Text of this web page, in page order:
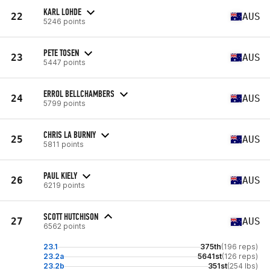
22 KARL LOHDE
5246 points AUS
23 PETE TOSEN
5447 points AUS
24 ERROL BELLCHAMBERS
5799 points AUS
25 CHRIS LA BURNIY
5811 points AUS
26 PAUL KIELY
6219 points AUS
27 SCOTT HUTCHISON
6562 points AUS
23.1 375th(196 reps)
23.2a
5641st(126 reps)
23.2b
351st(254 lbs)